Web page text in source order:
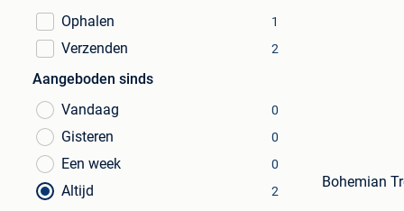
Ophalen
1
Verzenden 2
Aangeboden sinds
Vandaag
0
Gisteren 0
Een week 0
Altijd 2
Bohemian